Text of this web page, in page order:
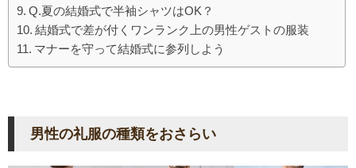
Q.夏の結婚式で半袖シャツはOK？
結婚式で差が付くワンランク上の男性ゲストの服装
マナーを守って結婚式に参列しよう
男性の礼服の種類をおさらい